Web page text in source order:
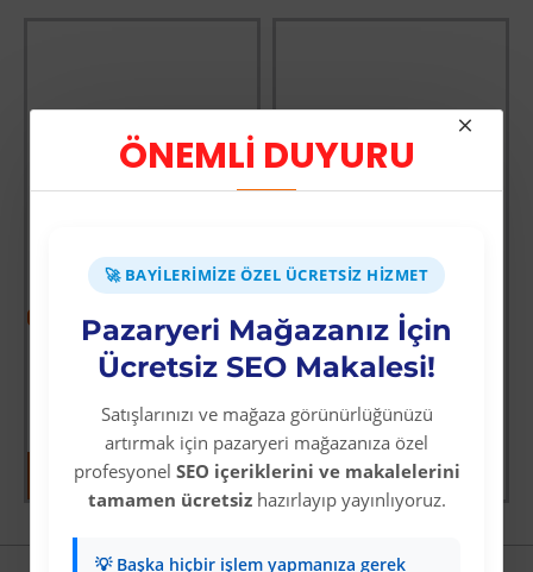
ÖNEMLİ DUYURU
🚀 BAYILERIMIZE ÖZEL ÜCRETSIZ HIZMET
Pazaryeri Mağazanız İçin
Ücretsiz SEO Makalesi!
Satışlarınızı ve mağaza görünürlüğünüzü
artırmak için pazaryeri mağazanıza özel
profesyonel SEO içeriklerini ve makalelerini
tamamen ücretsizhazırlayıp yayınlıyoruz.
💡 Başka hiçbir işlem yapmanıza gerek
Wolverine: Logan
Üyelere Özel Fiyat
-69 %
Üyelere Özel Fiyat